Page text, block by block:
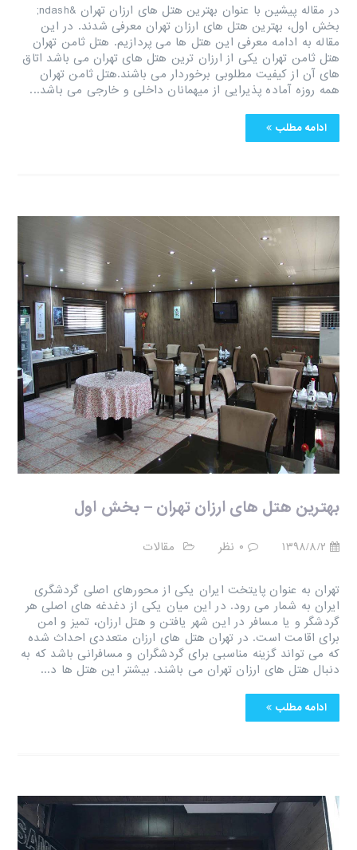
در مقاله پیشین با عنوان بهترین هتل های ارزان تهران &ndash;
بخش اول، بهترین هتل های ارزان تهران معرفی شدند. در این
مقاله به ادامه معرفی این هتل ها می پردازیم. هتل ثامن تهران
هتل ثامن تهران یکی از ارزان ترین هتل های تهران می باشد اتاق
های آن از کیفیت مطلوبی برخوردار می باشند.هتل ثامن تهران
همه روزه آماده پذیرایی از میهمانان داخلی و خارجی می باشد...
ادامه مطلب
بهترین هتل های ارزان تهران – بخش اول
۱۳۹۸/۸/۲ ۰ نظر مقالات
تهران به عنوان پایتخت ایران یکی از محورهای اصلی گردشگری
ایران به شمار می رود. در این میان یکی از دغدغه های اصلی هر
گردشگر و یا مسافر در این شهر یافتن و هتل ارزان، تمیز و امن
برای اقامت است. در تهران هتل های ارزان متعددی احداث شده
که می تواند گزینه مناسبی برای گردشگران و مسافرانی باشد که به
دنبال هتل های ارزان تهران می باشند. بیشتر این هتل ها د...
ادامه مطلب